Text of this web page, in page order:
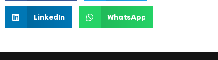
LinkedIn WhatsApp